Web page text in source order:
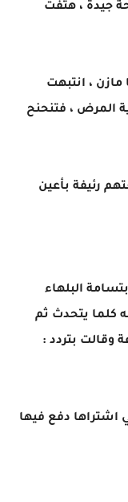
جيدة ، هتفت
، انتبهت
المرض ، فتنحنح
رئيفة بأعين
البلهاء
كلما يتحدث ثم
وقالت بتردد :
اشتراها دفع فيها